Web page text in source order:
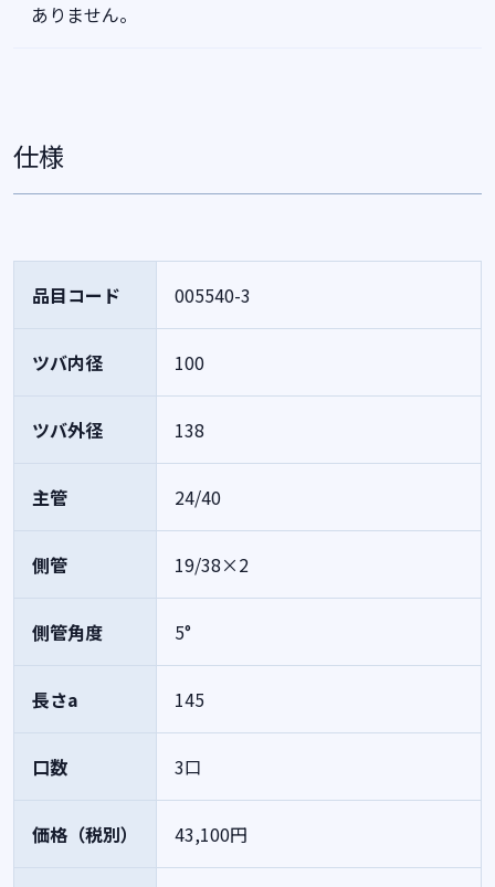
ありません。
仕様
品目コード 005540-3
ツバ内径 100
ツバ外径 138
主管 24/40
側管 19/38×2
側管角度 5°
長さa 145
口数 3口
価格（税別） 43,100円